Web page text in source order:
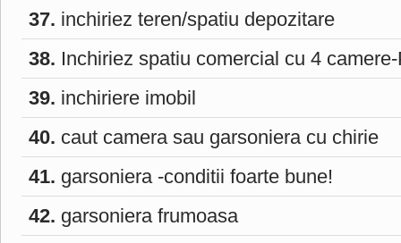
37. inchiriez teren/spatiu depozitare
38. Inchiriez spatiu comercial cu 4
39. inchiriere imobil
40. caut camera sau garsoniera cu chirie
41. garsoniera -conditii foarte bune!
42. garsoniera frumoasa